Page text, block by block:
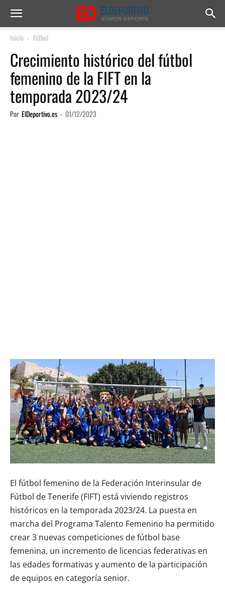
Inicio Fútbol
Crecimiento histórico del fútbol
femenino de la FIFT en la
temporada 2023/24
Por ElDeportivo.es - 01/12/2023
El fútbol femenino de la Federación Interinsular de
Fútbol de Tenerife (FIFT) está viviendo registros
históricos en la temporada 2023/24. La puesta en
marcha del Programa Talento Femenino ha permitido
crear 3 nuevas competiciones de fútbol base
femenina, un incremento de licencias federativas en
las edades formativas y aumento de la participación
de equipos en categoría senior.